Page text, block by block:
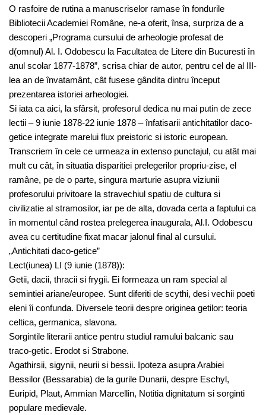
O rasfoire de rutina a manuscriselor ramase în fondurile
Bibliotecii Academiei Române, ne-a oferit, însa, surpriza de a
descoperi „Programa cursului de arheologie profesat de
d(omnul) Al. I. Odobescu la Facultatea de Litere din Bucuresti în
anul scolar 1877-1878”, scrisa chiar de autor, pentru cel de al III-
lea an de învatamânt, cât fusese gândita dintru început
prezentarea istoriei arheologiei.
Si iata ca aici, la sfârsit, profesorul dedica nu mai putin de zece
lectii – 9 iunie 1878-22 iunie 1878 – înfatisarii antichitatilor daco-
getice integrate marelui flux preistoric si istoric european.
Transcriem în cele ce urmeaza in extenso punctajul, cu atât mai
mult cu cât, în situatia disparitiei prelegerilor propriu-zise, el
ramâne, pe de o parte, singura marturie asupra viziunii
profesorului privitoare la stravechiul spatiu de cultura si
civilizatie al stramosilor, iar pe de alta, dovada certa a faptului ca
în momentul când rostea prelegerea inaugurala, Al.I. Odobescu
avea cu certitudine fixat macar jalonul final al cursului.
„Antichitati daco-getice”
Lect(iunea) LI (9 iunie (1878)):
Getii, dacii, thracii si frygii. Ei formeaza un ram special al
semintiei ariane/europee. Sunt diferiti de scythi, desi vechii poeti
eleni îi confunda. Diversele teorii despre originea getilor: teoria
celtica, germanica, slavona.
Sorgintile literarii antice pentru studiul ramului balcanic sau
traco-getic. Erodot si Strabone.
Agathirsii, sigynii, neurii si bessii. Ipoteza asupra Arabiei
Bessilor (Bessarabia) de la gurile Dunarii, despre Eschyl,
Euripid, Plaut, Ammian Marcellin, Notitia dignitatum si sorginti
populare medievale.